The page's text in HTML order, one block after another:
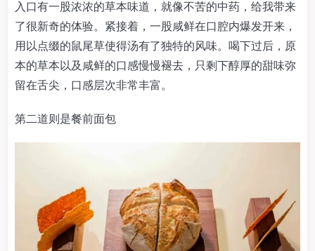
入口有一股浓浓的草本味道，就像不苦的中药，给我带来
了很新奇的体验。紧接着，一股咸鲜在口腔内爆发开来，
用以点缀的鼠尾草使得汤有了独特的风味。喝下过后，原
本的草本以及咸鲜的口感慢慢褪去，只剩下醇厚的甜味弥
留在舌尖，口感层次非常丰富。
第二道则是餐前面包